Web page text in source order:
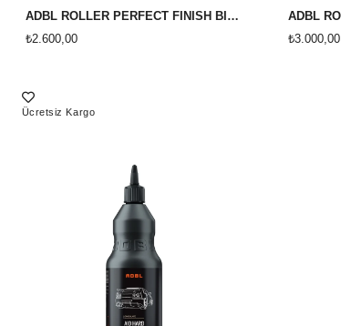
ADBL ROLLER PERFECT FİNİSH BİTİŞ PASTA 1 LİTRE
₺2.600,00
₺3.000,00
Ücretsiz Kargo